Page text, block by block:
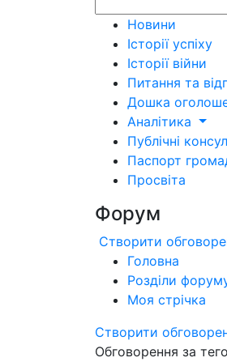
Новини
Історії успіху
Історії війни
Питання та
Дошка
Аналітика
Публічні
Паспорт
Просвіта
Форум
Створити
Головна
Розділи
Моя стрічка
Створити
Обговорення за